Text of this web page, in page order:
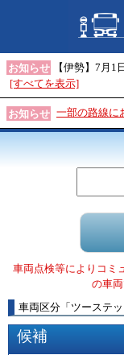
お知らせ
【伊勢】7月
[すべてを表示]
お知らせ 一部の路線に
車両点検等によりコミ
の車
車両区分 「 ツーステ
候補